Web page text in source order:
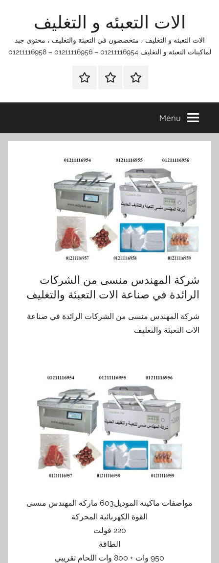
الات التعبئه و التغليف
الات التعبئه و التغليف ، متخصصون في التعبئة والتغليف ، محتوي جبد
لماكينات التعبئة و التغليف 01211116954 – 01211116956 – 01211116958
الرئيسيةاتصل
اتـصـل
في
التي
Menu
شركة المهندس منسى من الشركات
الرائدة في صناعة الات التعبئة والتغليف
شركة المهندس منسى من الشركات الرائدة في صناعة
الات التعبئة والتغليف
مواصفات ماكينة الموديل603 ماركة المهندس منسى
القوة الكهربائية المحركة
220 فولت
الطاقة
950 وات + 800 وات اللحام تقريبي